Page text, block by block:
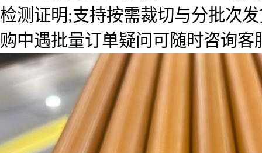
检测证明;支持按需裁切与分批次
购中遇批量订单疑问可随时咨询客